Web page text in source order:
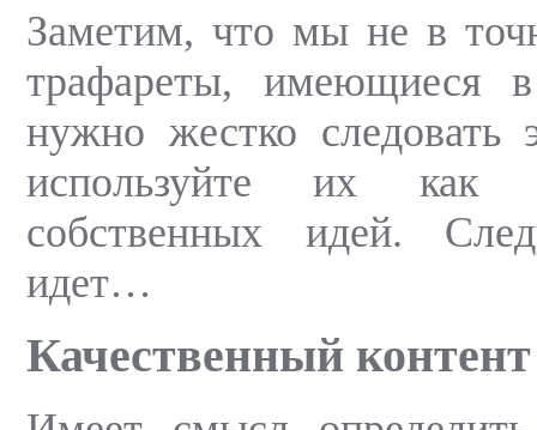
Заметим, что мы не в
трафареты, имеющиеся
нужно жестко
используйте их как
собственных идей.
идет…
Качественный контент